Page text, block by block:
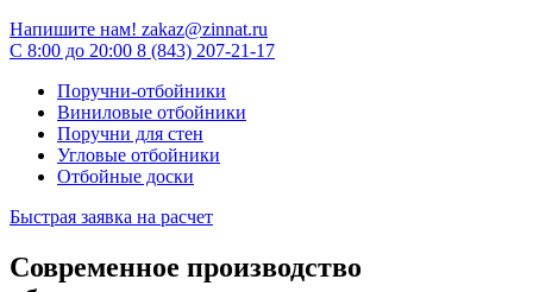
Напишите нам! zakaz@zinnat.ru
C 8:00 до 20:00 8 (843) 207-21-17
Поручни-отбойники
Виниловые отбойники
Поручни для стен
Угловые отбойники
Отбойные доски
Быстрая заявка на расчет
Современное производство